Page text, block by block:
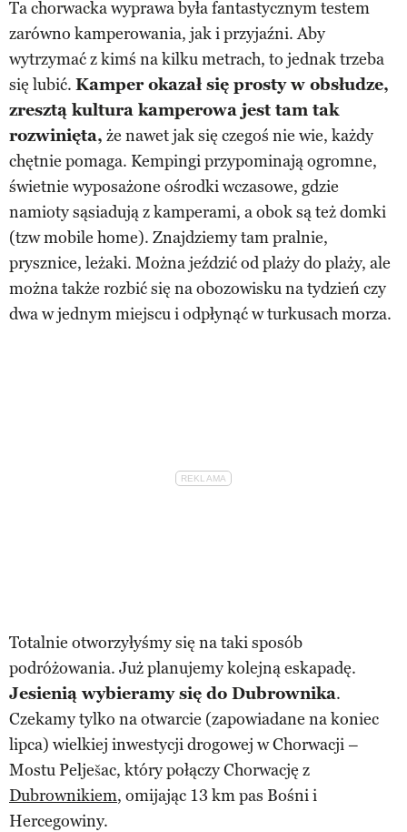
Ta chorwacka wyprawa była fantastycznym testem
zarówno kamperowania, jak i przyjaźni. Aby
wytrzymać z kimś na kilku metrach, to jednak trzeba
się lubić. Kamper okazał się prosty w obsłudze,
zresztą kultura kamperowa jest tam tak
rozwinięta, że nawet jak się czegoś nie wie, każdy
chętnie pomaga. Kempingi przypominają ogromne,
świetnie wyposażone ośrodki wczasowe, gdzie
namioty sąsiadują z kamperami, a obok są też domki
(tzw mobile home). Znajdziemy tam pralnie,
prysznice, leżaki. Można jeździć od plaży do plaży, ale
można także rozbić się na obozowisku na tydzień czy
dwa w jednym miejscu i odpłynąć w turkusach morza.
Totalnie otworzyłyśmy się na taki sposób
podróżowania. Już planujemy kolejną eskapadę.
Jesienią wybieramy się do Dubrownika.
Czekamy tylko na otwarcie (zapowiadane na koniec
lipca) wielkiej inwestycji drogowej w Chorwacji –
Mostu Pelješac, który połączy Chorwację z
Dubrownikiem, omijając 13 km pas Bośni i
Hercegowiny.